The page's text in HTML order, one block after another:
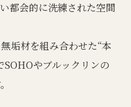
都会的に洗練された空間
垢材を組み合わせた“本
SOHOやブルックリンの